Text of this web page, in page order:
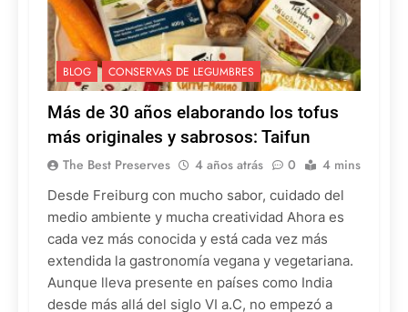
BLOG CONSERVAS DE LEGUMBRES
Más de 30 años elaborando los tofus
más originales y sabrosos: Taifun
The Best Preserves 4 años atrás 0 4 mins
Desde Freiburg con mucho sabor, cuidado del
medio ambiente y mucha creatividad Ahora es
cada vez más conocida y está cada vez más
extendida la gastronomía vegana y vegetariana.
Aunque lleva presente en países como India
desde más allá del siglo VI a.C, no empezó a